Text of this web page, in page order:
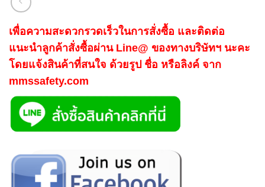
เพื่อความสะดวกรวดเร็วในการสั่งซื้อ และติดต่อ
แนะนำลูกค้าสั่งซื้อผ่าน Line@ ของทางบริษัทฯ นะคะ
โดยแจ้งสินค้าที่สนใจ ด้วยรูป ชื่อ หรือลิงค์ จาก
mmssafety.com